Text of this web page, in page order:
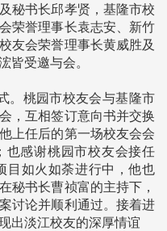
秘书长邱孝贤，基隆市校
荣誉理事长袁志安、新竹
友会荣誉理事长黄威胜及
皆受邀与会。
。桃园市校友会与基隆市
，互相签订意向书并交换
上任后的第一场校友会会
也感谢桃园市校友会接任
目如火如荼进行中，他也
秘书长曹祯富的主持下，
讨论并顺利通过。接着进
出淡江校友的深厚情谊